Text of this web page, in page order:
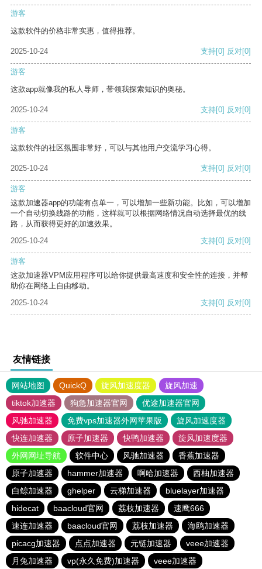
游客
这款软件的价格非常实惠，值得推荐。
2025-10-24 支持[0] 反对[0]
游客
这款app就像我的私人导师，带领我探索知识的奥秘。
2025-10-24 支持[0] 反对[0]
游客
这款软件的社区氛围非常好，可以与其他用户交流学习心得。
2025-10-24 支持[0] 反对[0]
游客
这款加速器app的功能有点单一，可以增加一些新功能。比如，可以增加
一个自动切换线路的功能，这样就可以根据网络情况自动选择最优的线
路，从而获得更好的加速效果。
2025-10-24
支持[0] 反对[0]
游客
这款加速器VPM应用程序可以给你提供最高速度和安全性的连接，并帮
助你在网络上自由移动。
2025-10-24
支持[0] 反对[0]
友情链接
网站地图 QuickQ 旋风加速度器
旋风加速
tiktok加速器
狗急加速器官网
优途加速器官网
风驰加速器
免费vps加速器外网苹果版
旋风加速度器
快连加速器
原子加速器 快鸭加速器
旋风加速度器
外网网址导航
软件中心 风驰加速器
香蕉加速器
原子加速器
hammer加速器 啊哈加速器
西柚加速器
白鲸加速器
ghelper 云梯加速器
bluelayer加速器
hidecat
baacloud官网 荔枝加速器
速鹰666
速连加速器
baacloud官网 荔枝加速器
海鸥加速器
picacg加速器
点点加速器 元链加速器
veee加速器
月兔加速器
vp(永久免费)加速器 veee加速器